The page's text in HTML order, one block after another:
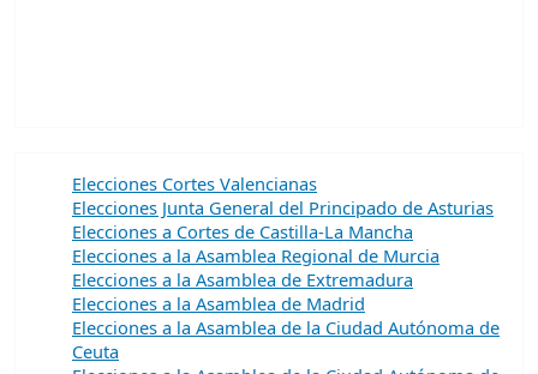
Elecciones Cortes Valencianas
Elecciones Junta General del Principado de Asturias
Elecciones a Cortes de Castilla-La Mancha
Elecciones a la Asamblea Regional de Murcia
Elecciones a la Asamblea de Extremadura
Elecciones a la Asamblea de Madrid
Elecciones a la Asamblea de la Ciudad Autónoma de
Ceuta